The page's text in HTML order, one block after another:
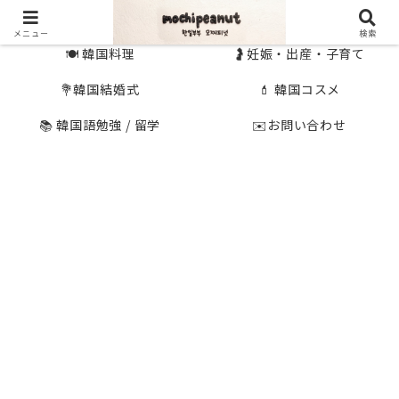
🍽 韓国料理
🤰妊娠・出産・子育て
💐韓国結婚式
💄 韓国コスメ
📚 韓国語勉強 / 留学
✉️お問い合わせ
メニュー 検索